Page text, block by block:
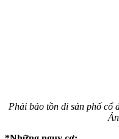
Phải bảo tồn di sản phố cổ